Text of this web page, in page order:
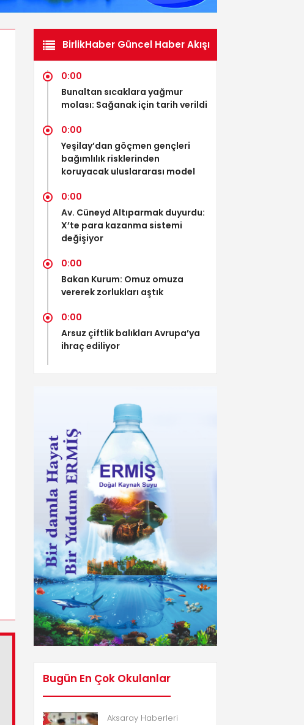
BirlikHaber Güncel Haber Akışı
0:00
Bunaltan sıcaklara yağmur
molası: Sağanak için tarih verildi
0:00
Yeşilay’dan göçmen gençleri
bağımlılık risklerinden
koruyacak uluslararası model
0:00
Av. Cüneyd Altıparmak duyurdu:
X’te para kazanma sistemi
değişiyor
0:00
Bakan Kurum: Omuz omuza
vererek zorlukları aştık
0:00
Arsuz çiftlik balıkları Avrupa’ya
ihraç ediliyor
Bugün En Çok Okulanlar
Aksaray Haberleri